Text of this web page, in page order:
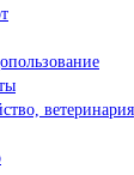
ветеринария